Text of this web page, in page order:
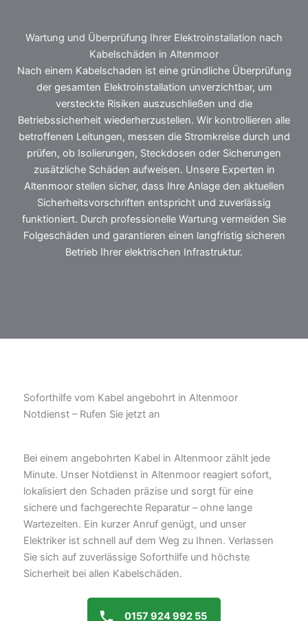
Wartung und Überprüfung Ihrer Elektroinstallation nach
Kabelschäden in Altenmoor
Nach einem Kabelschaden ist eine gründliche Überprüfung
der gesamten Elektroinstallation unverzichtbar, um
versteckte Risiken auszuschließen und die
Betriebssicherheit wiederherzustellen. Wir kontrollieren alle
betroffenen Leitungen, messen die Stromkreise durch und
prüfen, ob Isolierungen, Steckdosen oder Sicherungen
zusätzliche Schäden aufweisen. Unsere Experten in
Altenmoor stellen sicher, dass Ihre Anlage den aktuellen
Sicherheitsvorschriften entspricht und zuverlässig
funktioniert. Durch professionelle Wartung vermeiden Sie
Folgeschäden und garantieren einen langfristig sicheren
Betrieb Ihrer elektrischen Infrastruktur.
Soforthilfe vom Kabel angebohrt in Altenmoor
Notdienst – Rufen Sie jetzt an
Bei einem angebohrten Kabel in Altenmoor zählt jede
Minute. Unser Notdienst in Altenmoor reagiert sofort,
lokalisiert den Schaden präzise und sorgt für eine
sichere und fachgerechte Reparatur – ohne lange
Wartezeiten. Ein kurzer Anruf genügt, und unser
Elektriker ist schnell auf dem Weg zu Ihnen. Verlassen
Sie sich auf zuverlässige Soforthilfe und höchste
Sicherheit bei allen Kabelschäden.
0157 924 992 55